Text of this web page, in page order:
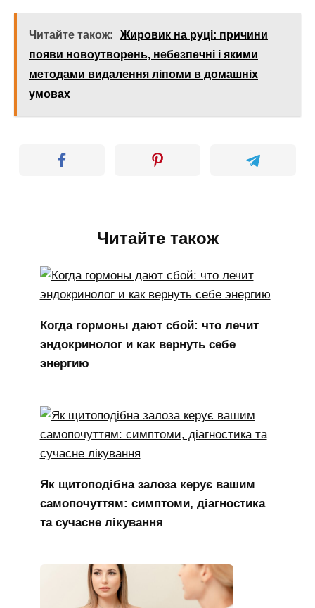
Читайте також:
Жировик на руці: причини
появи новоутворень, небезпечні і якими
методами видалення ліпоми в домашніх
умовах
Читайте також
Когда гормоны дают сбой: что лечит
эндокринолог и как вернуть себе
энергию
Як щитоподібна залоза керує вашим
самопочуттям: симптоми, діагностика
та сучасне лікування